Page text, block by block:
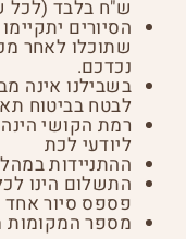
ש"ח בלבד (לכל
הסיורים
שתוכלו לאחר
נכדכם.
בשבילנו אינה
לבטח בביטוח
רמת הקושי הינה
ליודעי לכת
ההתניידות
התשלום הינו
פספס סיור אחד
מספר המקומות